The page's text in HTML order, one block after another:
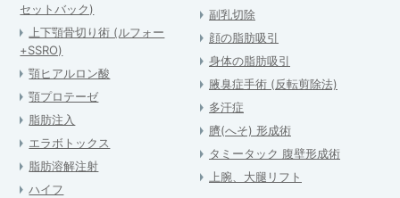
セットバック)
上下顎骨切り術 (ルフォー
+SSRO)
顎ヒアルロン酸
顎プロテーゼ
脂肪注入
エラボトックス
脂肪溶解注射
ハイフ
副乳切除
顔の脂肪吸引
身体の脂肪吸引
腋臭症手術 (反転剪除法)
多汗症
臍(へそ) 形成術
タミータック 腹壁形成術
上腕、大腿リフト